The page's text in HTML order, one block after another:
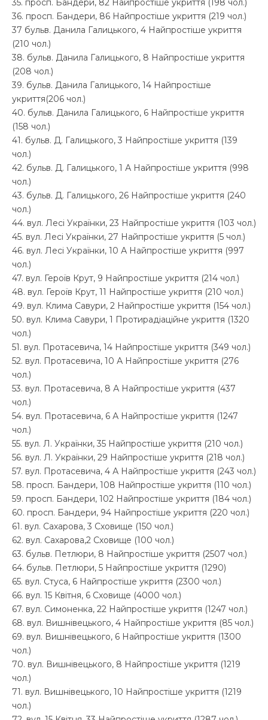
35. просп. Бандери, 82 Найпростіше укриття (198 чол.)
36. просп. Бандери, 86 Найпростіше укриття (219 чол.)
37 бульв. Данила Галицького, 4 Найпростіше укриття
(210 чол.)
38. бульв. Данила Галицького, 8 Найпростіше укриття
(208 чол.)
39. бульв. Данила Галицького, 14 Найпростіше
укриття(206 чол.)
40. бульв. Данила Галицького, 6 Найпростіше укриття
(158 чол.)
41. бульв. Д. Галицького, 3 Найпростіше укриття (139
чол.)
42. бульв. Д. Галицького, 1 А Найпростіше укриття (998
чол.)
43. бульв. Д. Галицького, 26 Найпростіше укриття (240
чол.)
44. вул. Лесі Українки, 23 Найпростіше укриття (103 чол.)
45. вул. Лесі Українки, 27 Найпростіше укриття (5 чол.)
46. вул. Лесі Українки, 10 А Найпростіше укриття (997
чол.)
47. вул. Героїв Крут, 9 Найпростіше укриття (214 чол.)
48. вул. Героїв Крут, 11 Найпростіше укриття (210 чол.)
49. вул. Клима Савури, 2 Найпростіше укриття (154 чол.)
50. вул. Клима Савури, 1 Протирадіаційне укриття (1320
чол.)
51. вул. Протасевича, 14 Найпростіше укриття (349 чол.)
52. вул. Протасевича, 10 А Найпростіше укриття (276
чол.)
53. вул. Протасевича, 8 А Найпростіше укриття (437
чол.)
54. вул. Протасевича, 6 А Найпростіше укриття (1247
чол.)
55. вул. Л. Українки, 35 Найпростіше укриття (210 чол.)
56. вул. Л. Українки, 29 Найпростіше укриття (218 чол.)
57. вул. Протасевича, 4 А Найпростіше укриття (243 чол.)
58. просп. Бандери, 108 Найпростіше укриття (110 чол.)
59. просп. Бандери, 102 Найпростіше укриття (184 чол.)
60. просп. Бандери, 94 Найпростіше укриття (220 чол.)
61. вул. Сахарова, 3 Сховище (150 чол.)
62. вул. Сахарова,2 Сховище (100 чол.)
63. бульв. Петлюри, 8 Найпростіше укриття (2507 чол.)
64. бульв. Петлюри, 5 Найпростіше укриття (1290)
65. вул. Стуса, 6 Найпростіше укриття (2300 чол.)
66. вул. 15 Квітня, 6 Сховище (4000 чол.)
67. вул. Симоненка, 22 Найпростіше укриття (1247 чол.)
68. вул. Вишнівецького, 4 Найпростіше укриття (85 чол.)
69. вул. Вишнівецького, 6 Найпростіше укриття (1300
чол.)
70. вул. Вишнівецького, 8 Найпростіше укриття (1219
чол.)
71. вул. Вишнівецького, 10 Найпростіше укриття (1219
чол.)